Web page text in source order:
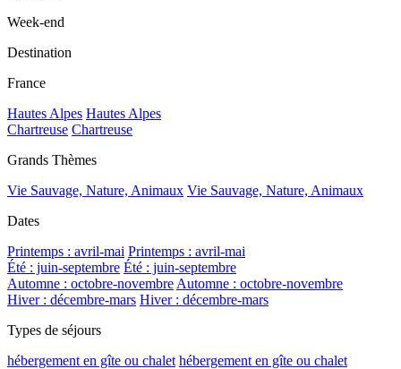
Week-end
Destination
France
Hautes Alpes Hautes Alpes
Chartreuse Chartreuse
Grands Thèmes
Vie Sauvage, Nature, Animaux Vie Sauvage, Nature, Animaux
Dates
Printemps : avril-mai Printemps : avril-mai
Été : juin-septembre Été : juin-septembre
Automne : octobre-novembre Automne : octobre-novembre
Hiver : décembre-mars Hiver : décembre-mars
Types de séjours
hébergement en gîte ou chalet hébergement en gîte ou chalet